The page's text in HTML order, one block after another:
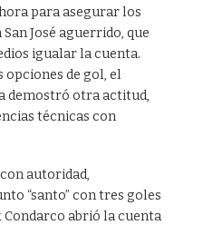
para asegurar los
José aguerrido, que
igualar la cuenta.
opciones de gol, el
demostró otra actitud,
técnicas con
autoridad,
“santo” con tres goles
abrió la cuenta